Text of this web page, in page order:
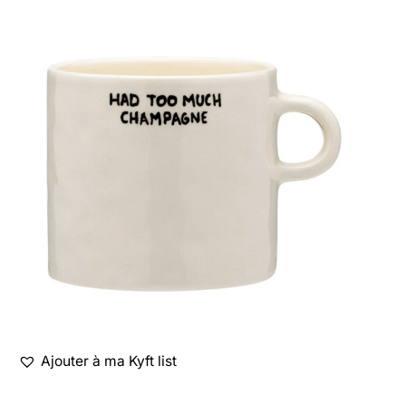
Ajouter à ma Kyft list